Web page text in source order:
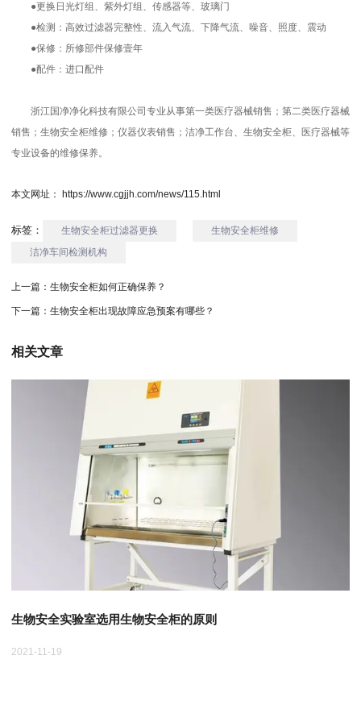
●更换日光灯组、紫外灯组、传感器等、玻璃门
●检测：高效过滤器完整性、流入气流、下降气流、噪音、照度、震动
●保修：所修部件保修壹年
●配件：进口配件
浙江国净净化科技有限公司专业从事第一类医疗器械销售；第二类医疗器械
销售； 生物安全柜维修 ；仪器仪表销售；洁净工作台、生物安全柜、医疗器械等
专业设备的维修保养。
本文网址： https://www.cgjjh.com/news/115.html
标签： 生物安全柜过滤器更换
生物安全柜维修
洁净车间检测机构
上一篇： 生物安全柜如何正确保养？
下一篇： 生物安全柜出现故障应急预案有哪些？
相关文章
则 生物安全柜的安装